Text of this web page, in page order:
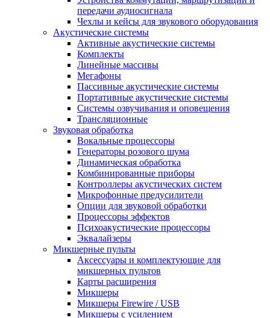
передачи аудиосигнала
Чехлы и кейсы для звукового оборудования
Акустические системы
Активные акустические системы
Комплекты
Линейные массивы
Мегафоны
Пассивные акустические системы
Портативные акустические системы
Системы озвучивания и оповещения
Трансляционные
Звуковая обработка
Вокальные процессоры
Генераторы розового шума
Динамическая обработка
Комбинированные приборы
Контроллеры акустических систем
Микрофонные предусилители
Опции для звуковой обработки
Процессоры эффектов
Психоакустические процессоры
Эквалайзеры
Микшерные пульты
Аксессуары и комплектующие для
микшерных пультов
Карты расширения
Микшеры
Микшеры Firewire / USB
Микшеры с усилением